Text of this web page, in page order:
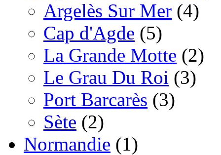
Argelès Sur Mer (4)
Cap d'Agde (5)
La Grande Motte (2)
Le Grau Du Roi (3)
Port Barcarès (3)
Sète (2)
Normandie (1)